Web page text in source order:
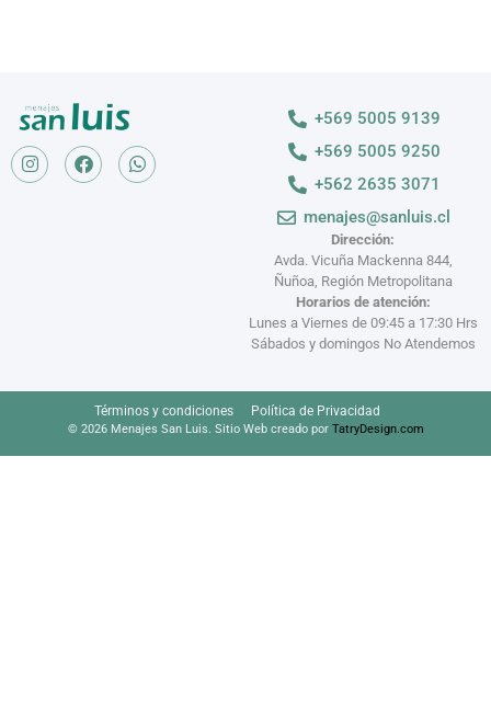
Dirección:
Avda. Vicuña Mackenna 844,
Ñuñoa, Región Metropolitana
Horarios de atención:
Lunes a Viernes de 09:45 a 17:30 Hrs
Sábados y domingos No Atendemos
+569 5005 9139
+569 5005 9250
+562 2635 3071
menajes@sanluis.cl
Términos y condiciones Política de Privacidad
© 2026 Menajes San Luis. Sitio Web creado por TatryDesign.com